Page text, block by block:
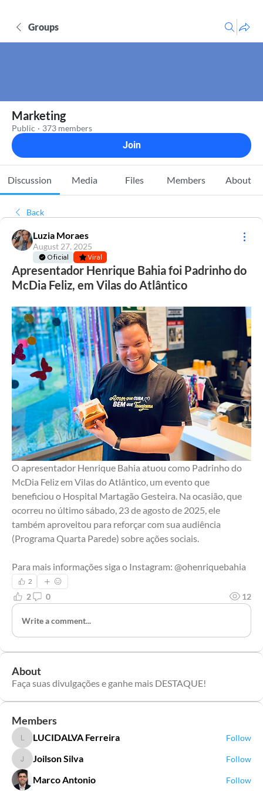
Groups
Marketing
Public · 373 members
Join
Discussion Media Files Members About
Back
Luzia Moraes
August 27, 2025
Oficial Viral
Apresentador Henrique Bahia foi Padrinho do
McDia Feliz, em Vilas do Atlântico
O apresentador Henrique Bahia atuou como Padrinho do
McDia Feliz em Vilas do Atlântico, um evento que
beneficiou o Hospital Martagão Gesteira. Na ocasião, que
ocorreu no último sábado, 23 de agosto de 2025, ele
também aproveitou para reforçar com sua audiência
(Programa Quarta Parede) sobre ações sociais.
Para mais informações siga o Instagram: @ohenriquebahia
2
2 0 12
Write a comment...
About
Faça suas divulgações e ganhe mais DESTAQUE!
Members
LUCIDALVA Ferreira
LUCIDALVA Ferreira Follow
Joilson Silva
Joilson Silva Follow
Marco Antonio Follow